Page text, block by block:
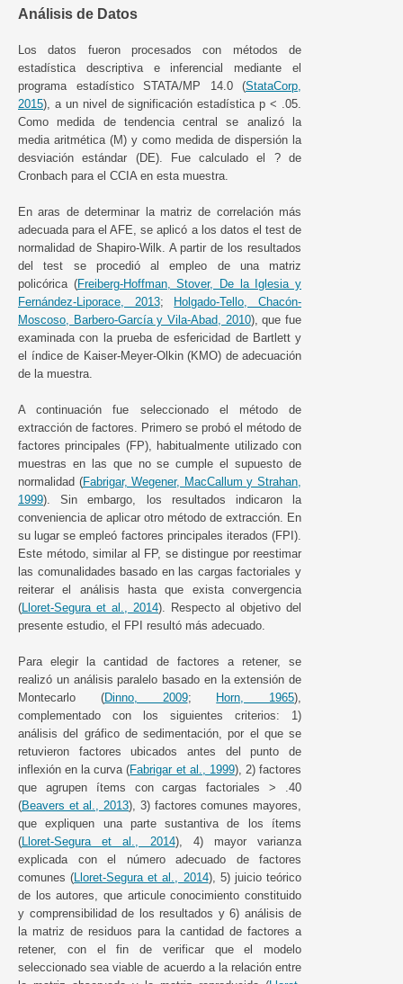
Análisis de Datos
Los datos fueron procesados con métodos de
estadística descriptiva e inferencial mediante el
programa estadístico STATA/MP 14.0 (StataCorp,
2015), a un nivel de significación estadística p < .05.
Como medida de tendencia central se analizó la
media aritmética (M) y como medida de dispersión la
desviación estándar (DE). Fue calculado el ? de
Cronbach para el CCIA en esta muestra.
En aras de determinar la matriz de correlación más
adecuada para el AFE, se aplicó a los datos el test de
normalidad de Shapiro-Wilk. A partir de los resultados
del test se procedió al empleo de una matriz
policórica (Freiberg-Hoffman, Stover, De la Iglesia y
Fernández-Liporace, 2013; Holgado-Tello, Chacón-
Moscoso, Barbero-García y Vila-Abad, 2010), que fue
examinada con la prueba de esfericidad de Bartlett y
el índice de Kaiser-Meyer-Olkin (KMO) de adecuación
de la muestra.
A continuación fue seleccionado el método de
extracción de factores. Primero se probó el método de
factores principales (FP), habitualmente utilizado con
muestras en las que no se cumple el supuesto de
normalidad (Fabrigar, Wegener, MacCallum y Strahan,
1999). Sin embargo, los resultados indicaron la
conveniencia de aplicar otro método de extracción. En
su lugar se empleó factores principales iterados (FPI).
Este método, similar al FP, se distingue por reestimar
las comunalidades basado en las cargas factoriales y
reiterar el análisis hasta que exista convergencia
(Lloret-Segura et al., 2014). Respecto al objetivo del
presente estudio, el FPI resultó más adecuado.
Para elegir la cantidad de factores a retener, se
realizó un análisis paralelo basado en la extensión de
Montecarlo (Dinno, 2009; Horn, 1965),
complementado con los siguientes criterios: 1)
análisis del gráfico de sedimentación, por el que se
retuvieron factores ubicados antes del punto de
inflexión en la curva (Fabrigar et al., 1999), 2) factores
que agrupen ítems con cargas factoriales > .40
(Beavers et al., 2013), 3) factores comunes mayores,
que expliquen una parte sustantiva de los ítems
(Lloret-Segura et al., 2014), 4) mayor varianza
explicada con el número adecuado de factores
comunes (Lloret-Segura et al., 2014), 5) juicio teórico
de los autores, que articule conocimiento constituido
y comprensibilidad de los resultados y 6) análisis de
la matriz de residuos para la cantidad de factores a
retener, con el fin de verificar que el modelo
seleccionado sea viable de acuerdo a la relación entre